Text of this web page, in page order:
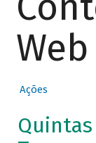
Web
Ações
Quintas